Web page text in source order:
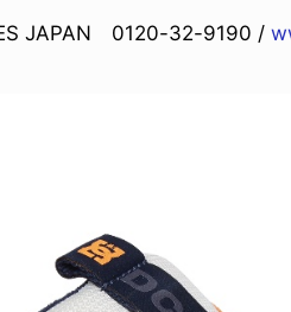
JAPAN 0120-32-9190 /